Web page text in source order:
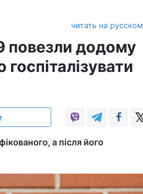
читать на русском
повезли додому
госпіталізувати
а після його